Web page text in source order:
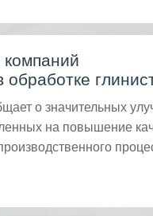
компаний
о значительных
на повышение